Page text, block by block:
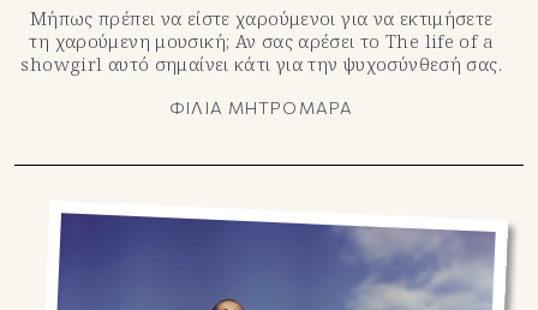
Μήπως πρέπει να είστε χαρούμενοι για να εκτιμήσετε
τη χαρούμενη μουσική; Αν σας αρέσει το The life of a
showgirl αυτό σημαίνει κάτι για την ψυχοσύνθεσή σας.
ΦΙΛΙΑ ΜΗΤΡΟΜΑΡΑ